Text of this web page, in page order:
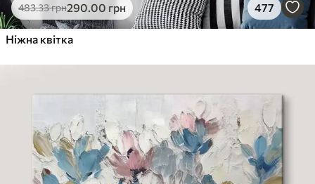
483.33грн290.00 грн 477
Ніжна квітка